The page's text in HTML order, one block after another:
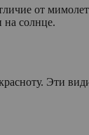
от
на солнце.
Эти